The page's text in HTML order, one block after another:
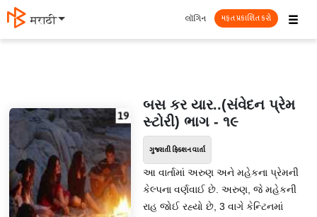
मराठी ☰
લૉગિન મફત પ્રકાશિત કરો
બસ કર યાર..(સંવેદન પ્રેમ
સ્ટોરી) ભાગ - ૧૯
ગુજરાતી ફિક્શન વાર્તા
આ વાર્તામાં અરુણ અને મહેકના પ્રેમની
કેલ્પના વર્ણવાઈ છે. અરુણ, જે મહેકની
રાહ જોઈ રહ્યો છે, 3 વાગે કેન્ટિનમાં